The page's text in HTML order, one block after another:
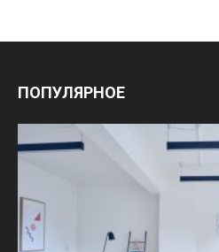
ПОПУЛЯРНОЕ